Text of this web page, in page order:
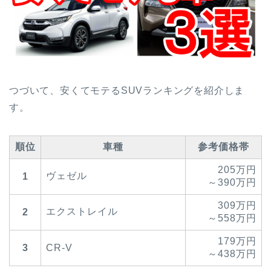
つづいて、安くてモテるSUVランキングを紹介しま
す。
順位 車種 参考価格帯
1 ヴェゼル
205万円
～390万円
2 エクストレイル
309万円
～558万円
3 CR-V
179万円
～438万円